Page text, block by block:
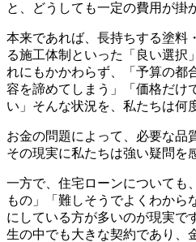
と、どうしても一定の費用が掛
本来であれば、長持ちする塗料
る施工体制といった「良い選択
れにもかかわらず、「予算の都
容を諦めてしまう」「価格だけ
い」そんな状況を、私たちは何
お金の問題によって、必要な品
その現実に私たちは強い疑問を
一方で、住宅ローンについても
もの」「難しそうでよくわから
にしている方が多いのが現実で
生の中でも大きな契約であり、